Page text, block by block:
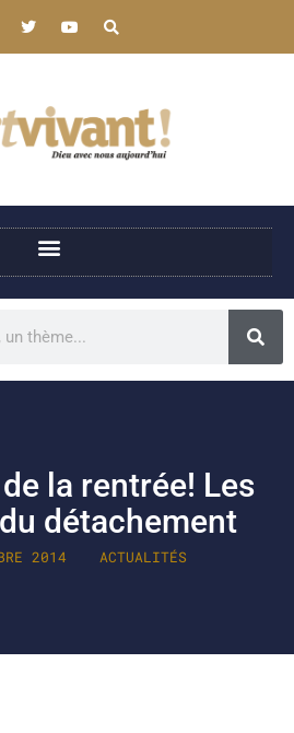
la rentrée! Les
détachement
2014 ACTUALITÉS